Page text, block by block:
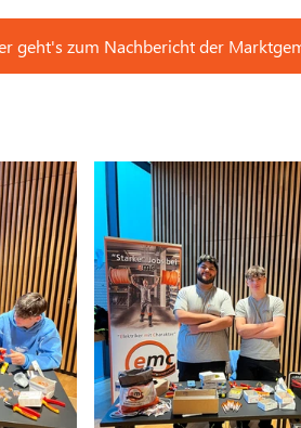
geht's zum Nachbericht der